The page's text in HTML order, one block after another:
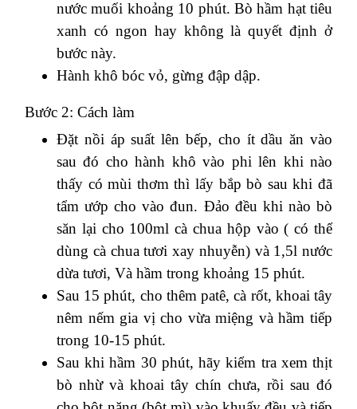
nước muối khoảng 10 phút. Bò hầm hạt tiêu
xanh có ngon hay không là quyết định ở
bước này.
Hành khô bóc vỏ, gừng đập dập.
Bước 2: Cách làm
Đặt nồi áp suất lên bếp, cho ít dầu ăn vào
sau đó cho hành khô vào phi lên khi nào
thấy có mùi thơm thì lấy bắp bò sau khi đã
tẩm ướp cho vào đun. Đảo đều khi nào bò
săn lại cho 100ml cà chua hộp vào ( có thể
dùng cà chua tươi xay nhuyễn) và 1,5l nước
dừa tươi, Và hầm trong khoảng 15 phút.
Sau 15 phút, cho thêm patê, cà rốt, khoai tây
nêm nếm gia vị cho vừa miệng và hầm tiếp
trong 10-15 phút.
Sau khi hầm 30 phút, hãy kiểm tra xem thịt
bò nhừ và khoai tây chín chưa, rồi sau đó